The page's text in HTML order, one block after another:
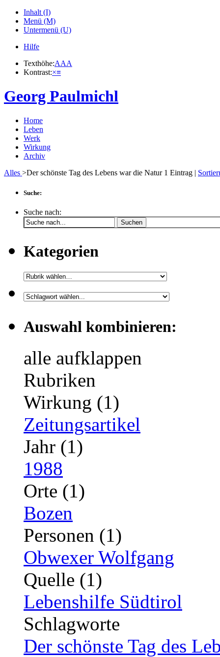
Inhalt (I)
Menü (M)
Untermenü (U)
Hilfe
Texthöhe:AAA
Kontrast:×≡
Georg Paulmichl
Home
Leben
Werk
Wirkung
Archiv
Alles >Der schönste Tag des Lebens war die Natur 1 Eintrag |
Suche:
Suche nach:
Suchen
Kategorien
Auswahl kombinieren:
alle aufklappen
Rubriken
Wirkung (1)
Zeitungsartikel
Jahr (1)
1988
Orte (1)
Bozen
Personen (1)
Obwexer Wolfgang
Quelle (1)
Lebenshilfe Südtirol
Schlagworte
Der schönste Tag des